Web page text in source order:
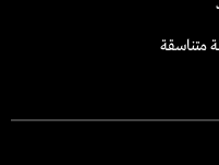
متناسقة